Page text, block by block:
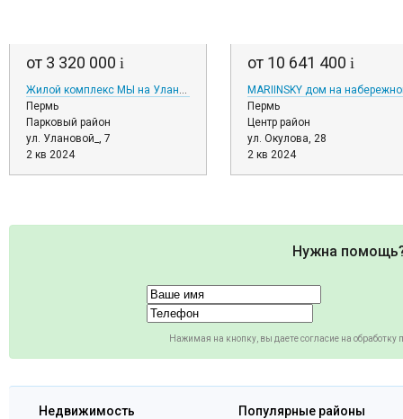
от 3 320 000 i
Жилой комплекс МЫ на Улановой,7
Пермь
Парковый район
ул. Улановой_, 7
2 кв 2024
от 10 641 400 i
MARIINSKY дом на
Пермь
Центр район
ул. Окулова, 28
2 кв 2024
Нужна
Нажимая на кнопку, вы даете согласие на
Недвижимость Популярные районы